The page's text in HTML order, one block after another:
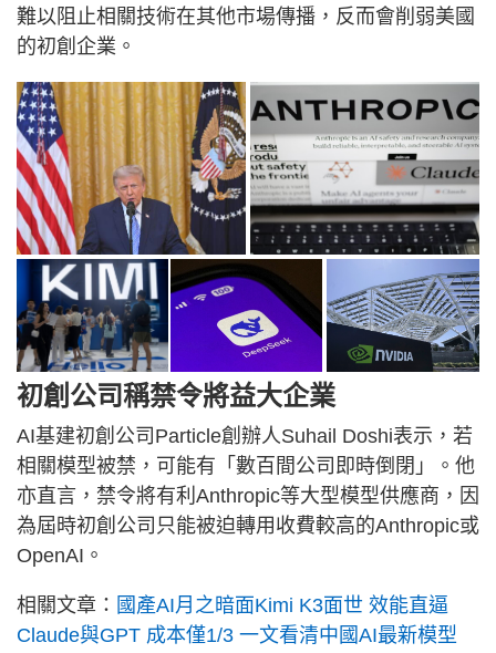
難以阻止相關技術在其他市場傳播，反而會削弱美國
的初創企業。
初創公司稱禁令將益大企業
AI基建初創公司Particle創辦人Suhail Doshi表示，若
相關模型被禁，可能有「數百間公司即時倒閉」。他
亦直言，禁令將有利Anthropic等大型模型供應商，因
為屆時初創公司只能被迫轉用收費較高的Anthropic或
OpenAI。
相關文章： 國產AI月之暗面Kimi K3面世 效能直逼
Claude與GPT 成本僅1/3 一文看清中國AI最新模型